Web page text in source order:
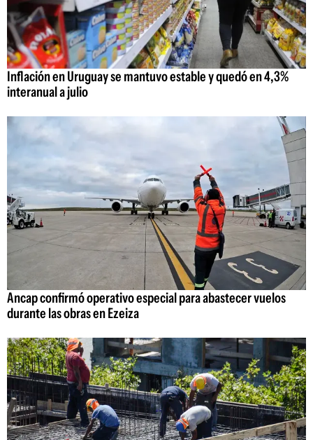
Inflación en Uruguay se mantuvo estable y quedó en 4,3%
interanual a julio
Ancap confirmó operativo especial para abastecer vuelos
durante las obras en Ezeiza